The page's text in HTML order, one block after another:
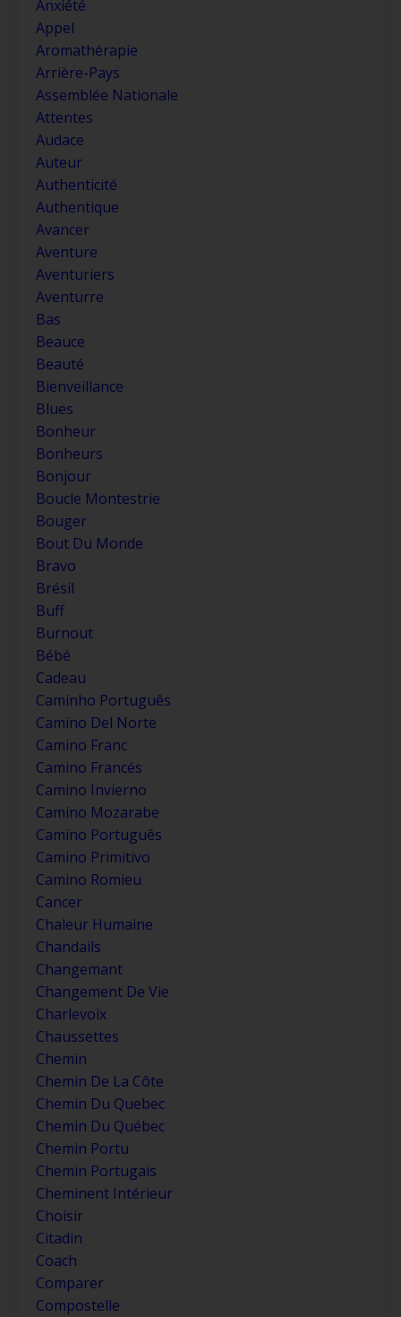
Anxiété
Appel
Aromathérapie
Arrière-Pays
Assemblée Nationale
Attentes
Audace
Auteur
Authenticité
Authentique
Avancer
Aventure
Aventuriers
Aventurre
Bas
Beauce
Beauté
Bienveillance
Blues
Bonheur
Bonheurs
Bonjour
Boucle Montestrie
Bouger
Bout Du Monde
Bravo
Brésil
Buff
Burnout
Bébé
Cadeau
Caminho Português
Camino Del Norte
Camino Franc
Camino Francés
Camino Invierno
Camino Mozarabe
Camino Português
Camino Primitivo
Camino Romieu
Cancer
Chaleur Humaine
Chandails
Changemant
Changement De Vie
Charlevoix
Chaussettes
Chemin
Chemin De La Côte
Chemin Du Quebec
Chemin Du Québec
Chemin Portu
Chemin Portugais
Cheminent Intérieur
Choisir
Citadin
Coach
Comparer
Compostelle